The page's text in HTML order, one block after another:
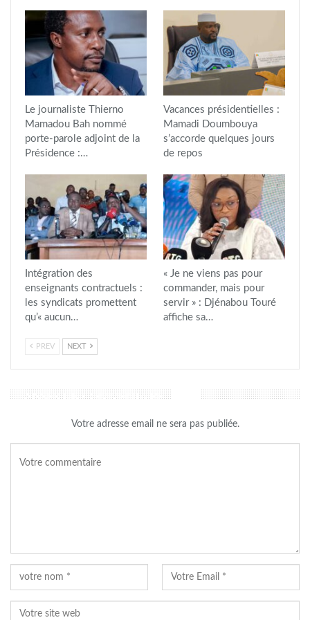
Le journaliste Thierno
Mamadou Bah nommé
porte-parole adjoint de la
Présidence :…
Vacances présidentielles :
Mamadi Doumbouya
s’accorde quelques jours
de repos
Intégration des
enseignants contractuels :
les syndicats promettent
qu’« aucun…
« Je ne viens pas pour
commander, mais pour
servir » : Djénabou Touré
affiche sa…
PREV NEXT
LAISSER UN COMMENTAIRE
Votre adresse email ne sera pas publiée.